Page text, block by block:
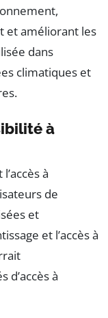
et améliorant les
dans
climatiques et
à
à
de
et
et l’accès à
à